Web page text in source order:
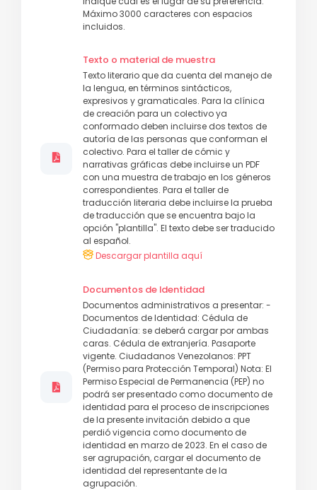
Máximo 3000 caracteres con espacios
incluidos.
Texto o material de muestra
Texto literario que da cuenta del manejo de
la lengua, en términos sintácticos,
expresivos y gramaticales. Para la clínica
de creación para un colectivo ya
conformado deben incluirse dos textos de
autoría de las personas que conforman el
colectivo. Para el taller de cómic y
narrativas gráficas ​​debe incluirse un PDF
con una muestra de trabajo en los géneros
correspondientes. Para el taller de
traducción literaria debe incluirse la prueba
de traducción que se encuentra bajo la
opción "plantilla". El texto debe ser traducido
al español.
Descargar plantilla aquí
Documentos de Identidad
Documentos administrativos a presentar: -
Documentos de Identidad: Cédula de
Ciudadanía: se deberá cargar por ambas
caras. Cédula de extranjería. Pasaporte
vigente. Ciudadanos Venezolanos: PPT
(Permiso para Protección Temporal) Nota: El
Permiso Especial de Permanencia (PEP) no
podrá ser presentado como documento de
identidad para el proceso de inscripciones
de la presente invitación debido a que
perdió vigencia como documento de
identidad en marzo de 2023. En el caso de
ser agrupación, cargar el documento de
identidad del representante de la
agrupación.